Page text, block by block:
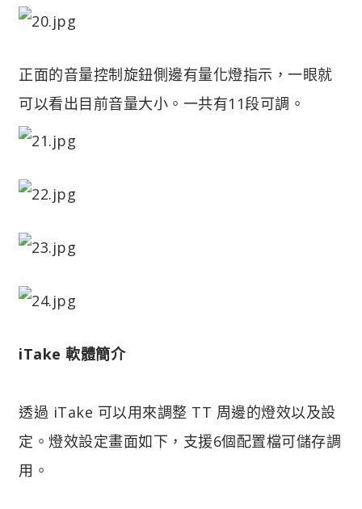
正面的音量控制旋鈕側邊有量化燈指示，一眼就
可以看出目前音量大小。一共有11段可調。
iTake 軟體簡介
透過 iTake 可以用來調整 TT 周邊的燈效以及設
定。燈效設定畫面如下，支援6個配置檔可儲存調
用。